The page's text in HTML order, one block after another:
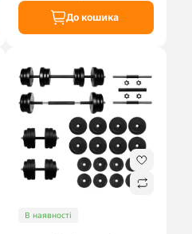
До кошика
В наявності